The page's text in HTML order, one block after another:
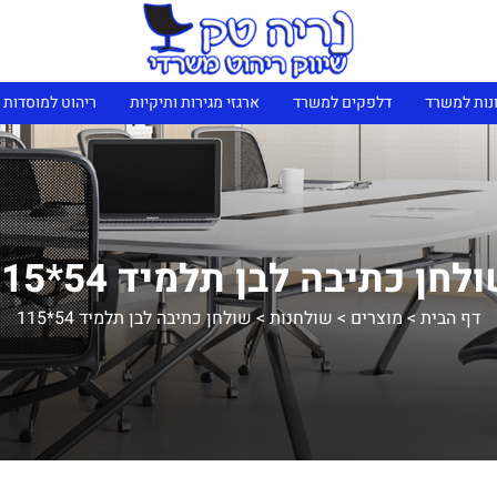
למשרד דלפקים למשרד ארגזי מגירות ותיקיות ריהוט
כתיבה לבן תלמיד 54*115
דף הבית>מוצרים > שולחנות>שולחן כתיבה לבן תלמיד 54*115